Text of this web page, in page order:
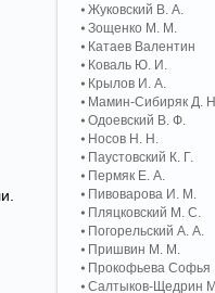
Жуковский В. А.
Зощенко М. М.
Катаев Валентин
Коваль Ю. И.
Крылов И. А.
Мамин-Сибиряк Д.
Одоевский В. Ф.
Носов Н. Н.
Паустовский К. Г.
Пермяк Е. А.
Пивоварова И. М.
Пляцковский М. С.
Погорельский А. A.
Пришвин М. М.
Прокофьева Софья
Салтыков-Щедрин